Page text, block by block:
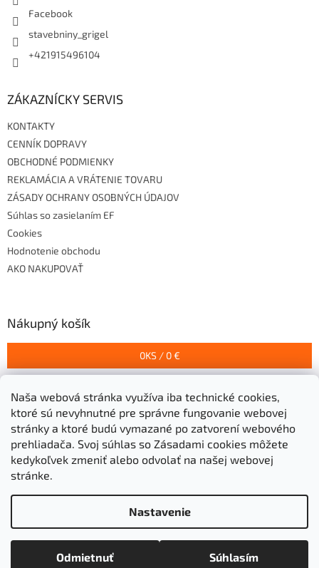
Naša webová stránka využíva iba technické cookies,
ktoré sú nevyhnutné pre správne fungovanie webovej
stránky a ktoré budú vymazané po zatvorení webového
prehliadača. Svoj súhlas so Zásadami cookies môžete
kedykoľvek zmeniť alebo odvolať na našej webovej
stránke.
Nastavenie
Odmietnuť Súhlasím
Facebook
stavebniny_grigel
+421915496104
ZÁKAZNÍCKY SERVIS
KONTAKTY
CENNÍK DOPRAVY
OBCHODNÉ PODMIENKY
REKLAMÁCIA A VRÁTENIE TOVARU
ZÁSADY OCHRANY OSOBNÝCH ÚDAJOV
Súhlas so zasielaním EF
Cookies
Hodnotenie obchodu
AKO NAKUPOVAŤ
Nákupný košík
0KS / 0 €
Prijímame online platby
Stavebniny Grigeľ s.r.o.
vyhradené.
Upraviť nastavenie cookies